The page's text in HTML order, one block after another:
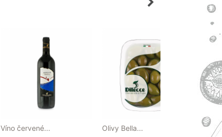
Víno červené... Olivy Bella...